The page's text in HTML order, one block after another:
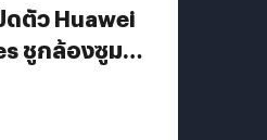
ดตัว Huawei
ชูกล้องซูม